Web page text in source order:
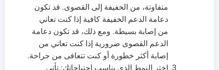
متفاوتة، من الخفيفة إلى القصوى. قد تكون
دعامة الدعم الخفيفة كافية إذا كنت تعاني
من إصابة بسيطة. ومع ذلك، قد تكون دعامة
الدعم القصوى ضرورية إذا كنت تعاني من
إصابة أكثر خطورة أو كنت تتعافى من جراحة.
اختر النمط الذي يناسب احتياجاتك: تأتي